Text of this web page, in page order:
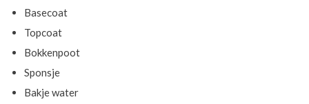
Basecoat
Topcoat
Bokkenpoot
Sponsje
Bakje water